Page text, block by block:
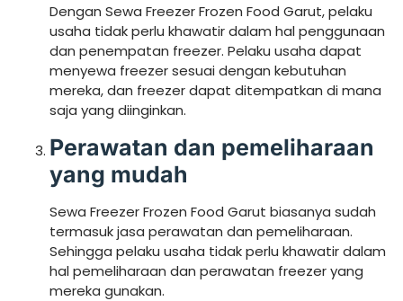
Dengan Sewa Freezer Frozen Food Garut, pelaku
usaha tidak perlu khawatir dalam hal penggunaan
dan penempatan freezer. Pelaku usaha dapat
menyewa freezer sesuai dengan kebutuhan
mereka, dan freezer dapat ditempatkan di mana
saja yang diinginkan.
Perawatan dan pemeliharaan
yang mudah
Sewa Freezer Frozen Food Garut biasanya sudah
termasuk jasa perawatan dan pemeliharaan.
Sehingga pelaku usaha tidak perlu khawatir dalam
hal pemeliharaan dan perawatan freezer yang
mereka gunakan.